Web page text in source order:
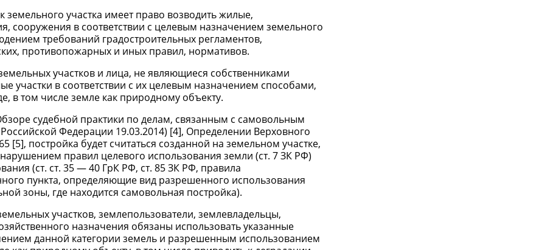
земельного участка имеет право возводить жилые,
сооружения в соответствии с целевым назначением земельного
требований градостроительных регламентов,
противопожарных и иных правил, нормативов.
участков и лица, не являющиеся собственниками
участки в соответствии с их целевым назначением способами,
в том числе земле как природному объекту.
судебной практики по делам, связанным с самовольным
Федерации 19.03.2014) [4], Определении Верховного
[5], постройка будет считаться созданной на земельном участке,
правил целевого использования земли (ст. 7 ЗК РФ)
(ст. ст. 35 — 40 ГрК РФ, ст. 85 ЗК РФ, правила
пункта, определяющие вид разрешенного использования
зоны, где находится самовольная постройка).
участков, землепользователи, землевладельцы,
назначения обязаны использовать указанные
данной категории земель и разрешенным использованием